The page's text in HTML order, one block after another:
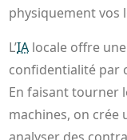
physiquement vos
L’IA locale offre
confidentialité par
En faisant tourner
machines, on crée